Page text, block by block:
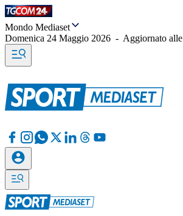
Mondo Mediaset
Domenica 24 Maggio 2026 - Aggiornato alle